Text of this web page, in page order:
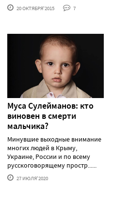
20 ОКТЯБРЯ'2015 7
Муса Сулейманов: кто
виновен в смерти
мальчика?
Минувшие выходные внимание
многих людей в Крыму,
Украине, России и по всему
русскоговорящему простр......
27 ИЮЛЯ'2020